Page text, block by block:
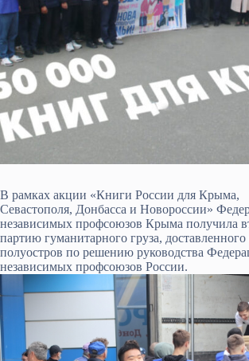
В рамках акции «Книги России для Крыма,
Севастополя, Донбасса и Новороссии»
независимых профсоюзов Крыма получила
партию гуманитарного груза, доставленного
полуостров по решению руководства
независимых профсоюзов России.